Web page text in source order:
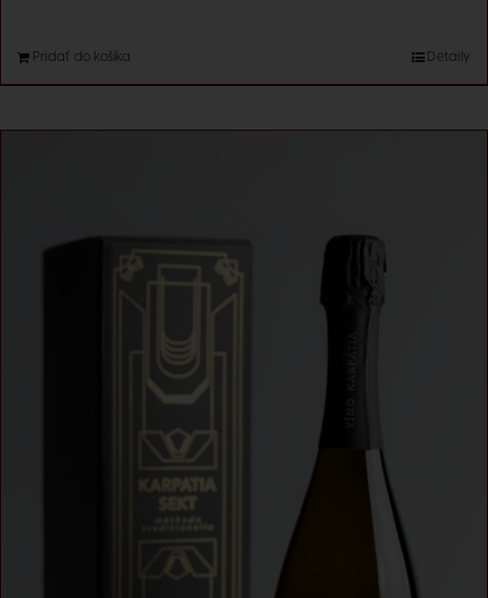
Pridať do košíka Detaily